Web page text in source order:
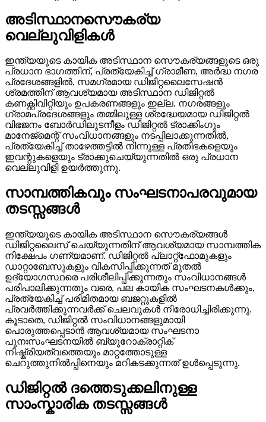
അടിസ്ഥാനസൌകര്യ
വെല്ലുവിളികൾ
ഇന്ത്യയുടെ കായിക അടിസ്ഥാന സൌകര്യങ്ങളുടെ ഒരു
പ്രധാന ഭാഗത്തിന്, പ്രത്യേകിച്ച് ഗ്രാമീണ, അർദ്ധ നഗര
പ്രദേശങ്ങളിൽ, സമഗ്രമായ ഡിജിറ്റലൈസേഷൻ
ശ്രമത്തിന് ആവശ്യമായ അടിസ്ഥാന ഡിജിറ്റൽ
കണക്റ്റിവിറ്റിയും ഉപകരണങ്ങളും ഇല്ല. നഗരങ്ങളും
ഗ്രാമപ്രദേശങ്ങളും തമ്മിലുള്ള ശ്രദ്ധേയമായ ഡിജിറ്റൽ
വിഭജനം ബോർഡിലുടനീളം ഡിജിറ്റൽ ട്രാക്കിംഗും
മാനേജ്മെന്റ് സംവിധാനങ്ങളും നടപ്പിലാക്കുന്നതിൽ,
പ്രത്യേകിച്ച് താഴേത്തട്ടിൽ നിന്നുള്ള പ്രതിഭകളെയും
ഇവന്റുകളെയും ട്രാക്കുചെയ്യുന്നതിൽ ഒരു പ്രധാന
വെല്ലുവിളി ഉയർത്തുന്നു.
സാമ്പത്തികവും സംഘടനാപരവുമായ
തടസ്സങ്ങൾ
ഇന്ത്യയുടെ കായിക അടിസ്ഥാന സൌകര്യങ്ങൾ
ഡിജിറ്റലൈസ് ചെയ്യുന്നതിന് ആവശ്യമായ സാമ്പത്തിക
നിക്ഷേപം ഗണ്യമാണ്. ഡിജിറ്റൽ പ്ലാറ്റ്ഫോമുകളും
ഡാറ്റാബേസുകളും വികസിപ്പിക്കുന്നത് മുതൽ
ഉദ്യോഗസ്ഥരെ പരിശീലിപ്പിക്കുന്നതും സംവിധാനങ്ങൾ
പരിപാലിക്കുന്നതും വരെ, പല കായിക സംഘടനകൾക്കും,
പ്രത്യേകിച്ച് പരിമിതമായ ബജറ്റുകളിൽ
പ്രവർത്തിക്കുന്നവർക്ക് ചെലവുകൾ നിരോധിച്ചിരിക്കുന്നു.
കൂടാതെ, ഡിജിറ്റൽ സംവിധാനങ്ങളുമായി
പൊരുത്തപ്പെടാൻ ആവശ്യമായ സംഘടനാ
പുനഃസംഘടനയിൽ ബ്യൂറോക്രാറ്റിക്
നിഷ്ക്രിയത്വത്തെയും മാറ്റത്തോടുള്ള
ചെറുത്തുനിൽപ്പിനെയും മറികടക്കുന്നത് ഉൾപ്പെടുന്നു.
ഡിജിറ്റൽ ദത്തെടുക്കലിനുള്ള
സാംസ്കാരിക തടസ്സങ്ങൾ